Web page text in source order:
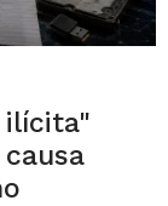
ilícita"